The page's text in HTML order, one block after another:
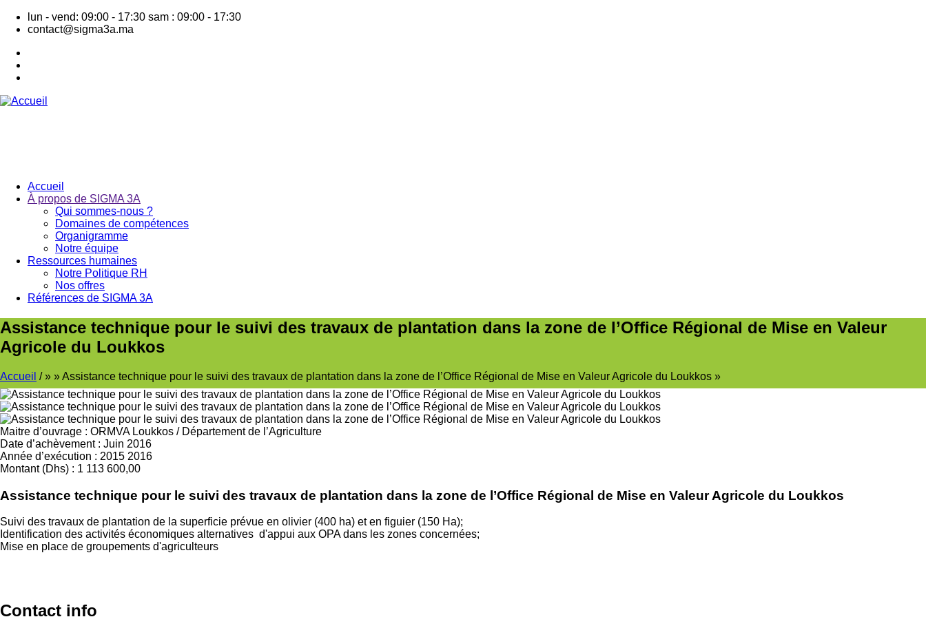
Aller
principal
lun - vend: 09:00 - 17:30 sam : 09:00 - 17:30
contact@sigma3a.ma
Navigation
principale
Accueil
À propos de SIGMA 3A
Qui sommes-nous ?
Domaines de compétences
Organigramme
Notre équipe
Ressources humaines
Notre Politique RH
Nos offres
Références de SIGMA 3A
Assistance technique pour le suivi des travaux de plantation dans la zone de l’Office Régional de Mise en Valeur
Agricole du Loukkos
Fil
d'Ariane
Accueil / Assistance technique pour le suivi des travaux de plantation dans la zone de l’Office Régional de Mise en Valeur Agricole du Loukkos
Maitre d’ouvrage : ORMVA Loukkos / Département de l’Agriculture
Date d’achèvement : Juin 2016
Année d’exécution : 2015 2016
Montant (Dhs) : 1 113 600,00
Assistance technique pour le suivi des travaux de plantation dans la zone de l’Office Régional de Mise en Valeur Agricole du Loukkos
Suivi des travaux de plantation de la superficie prévue en olivier (400 ha) et en figuier (150 Ha);
Identification des activités économiques alternatives d'appui aux OPA dans les zones concernées;
Mise en place de groupements d'agriculteurs
Contact info